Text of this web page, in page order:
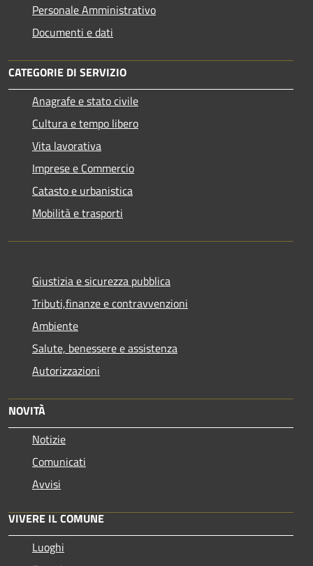
Personale Amministrativo
Documenti e dati
CATEGORIE DI SERVIZIO
Anagrafe e stato civile
Cultura e tempo libero
Vita lavorativa
Imprese e Commercio
Catasto e urbanistica
Mobilità e trasporti
Giustizia e sicurezza pubblica
Tributi,finanze e contravvenzioni
Ambiente
Salute, benessere e assistenza
Autorizzazioni
NOVITÀ
Notizie
Comunicati
Avvisi
VIVERE IL COMUNE
Luoghi